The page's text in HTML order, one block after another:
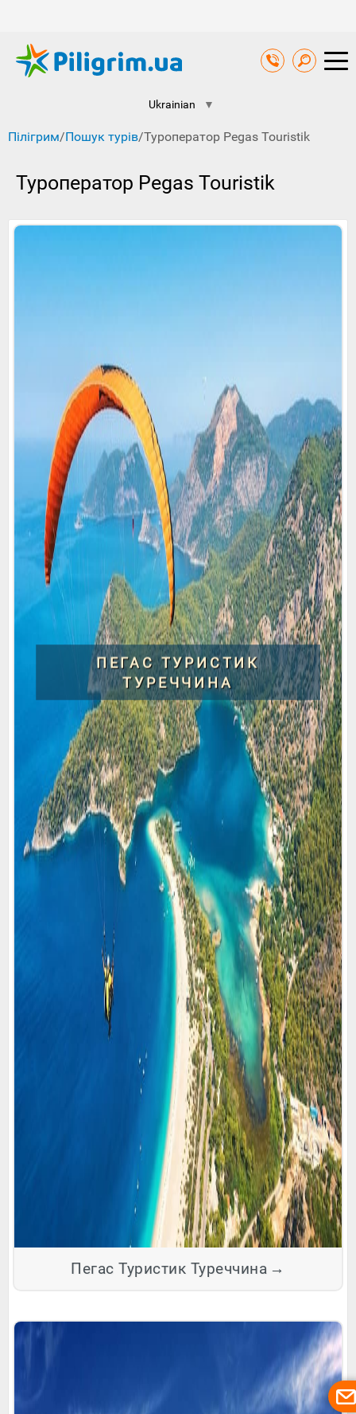
Ukrainian ▼
Пілігрим/Пошук турів/Туроператор Pegas Touristik
Туроператор Pegas Touristik
ПЕГАС ТУРИСТИК
ТУРЕЧЧИНА
Пегас Туристик Туреччина